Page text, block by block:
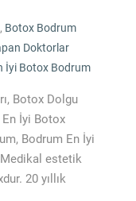
, Botox Bodrum
Doktorlar
İyi Botox Bodrum
Botox Dolgu
İyi Botox
Bodrum En İyi
estetik
20 yıllık